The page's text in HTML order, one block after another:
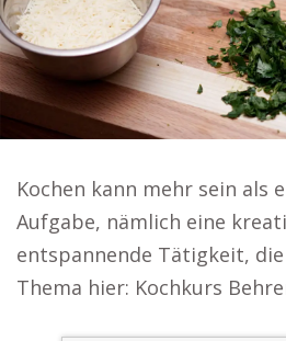
Kochen kann mehr sein als
Aufgabe, nämlich eine
entspannende Tätigkeit,
Thema hier: Kochkurs